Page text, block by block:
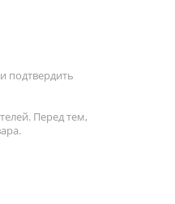
подтвердить
Перед тем,